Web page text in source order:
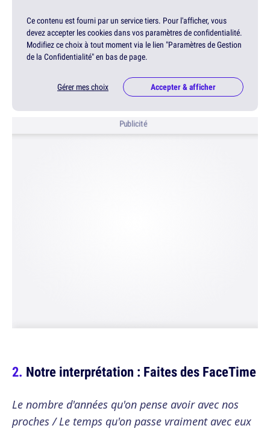
Ce contenu est fourni par un service tiers. Pour l'afficher, vous
devez accepter les cookies dans vos paramètres de confidentialité.
Modifiez ce choix à tout moment via le lien "Paramètres de Gestion
de la Confidentialité" en bas de page.
Gérer mes choix Accepter & afficher
Publicité
Notre interprétation : Faites des FaceTime
Le nombre d'années qu'on pense avoir avec nos
proches / Le temps qu'on passe vraiment avec eux